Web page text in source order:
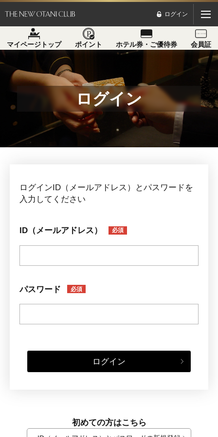
ログイン
マイページトップ ポイント ホテル券・ご優待券 会員証
ログイン
ログインID（メールアドレス）とパスワードを
入力してください
ID（メールアドレス） 必須
パスワード 必須
ログイン
初めての方はこちら